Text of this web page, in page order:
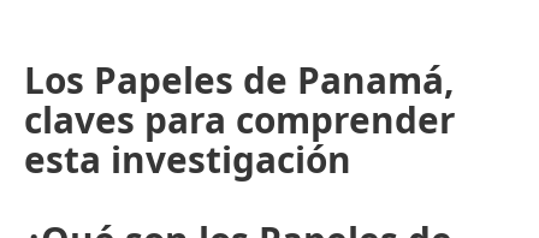
Los Papeles de Panamá,
claves para comprender
esta investigación